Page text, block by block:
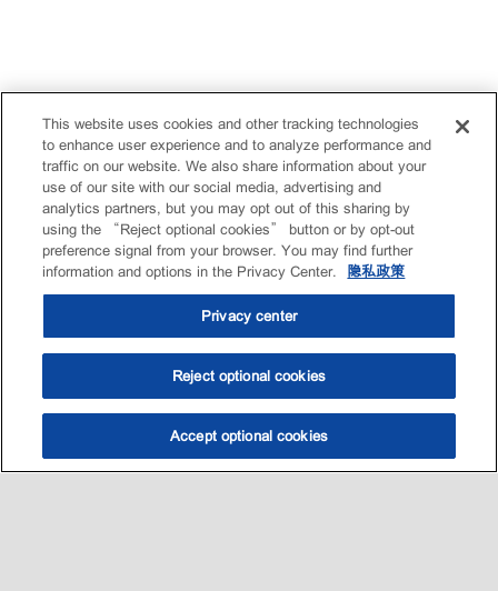
选油助手 查找门店
This website uses cookies and other tracking technologies
to enhance user experience and to analyze performance and
traffic on our website. We also share information about your
use of our site with our social media, advertising and
analytics partners, but you may opt out of this sharing by
using the “Reject optional cookies” button or by opt-out
preference signal from your browser. You may find further
information and options in the Privacy Center.
隐私政策
Privacy center
Reject optional cookies
Accept optional cookies